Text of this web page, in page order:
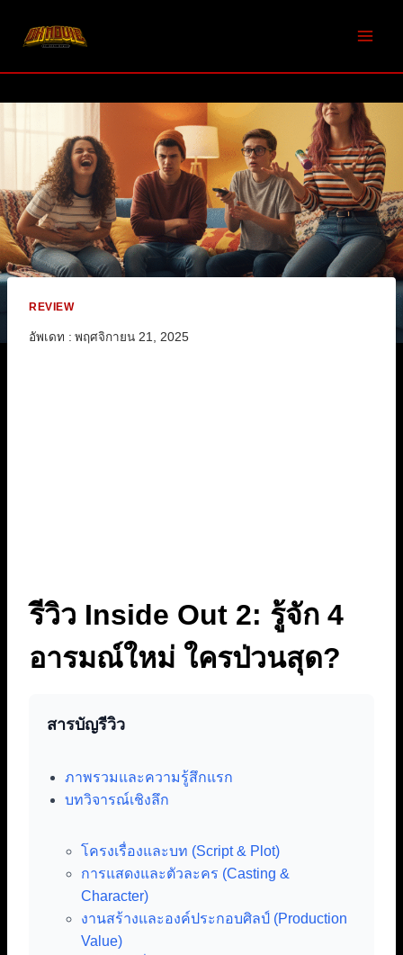
REVIEW
อัพเดท : พฤศจิกายน 21, 2025
รีวิว Inside Out 2: รู้จัก 4
อารมณ์ใหม่ ใครป่วนสุด?
สารบัญรีวิว
ภาพรวมและความรู้สึกแรก
บทวิจารณ์เชิงลึก
โครงเรื่องและบท (Script & Plot)
การแสดงและตัวละคร (Casting &
Character)
งานสร้างและองค์ประกอบศิลป์ (Production
Value)